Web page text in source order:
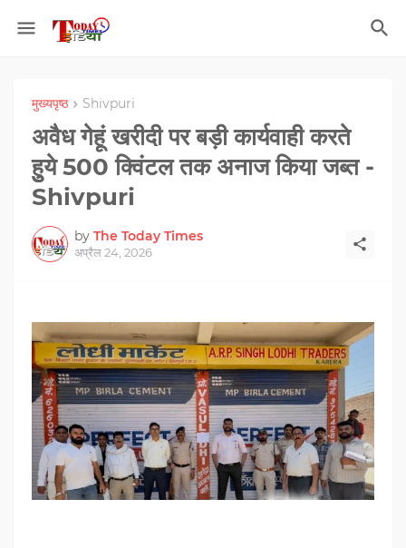
मुख्यपृष्ठ Shivpuri
अवैध गेहूं खरीदी पर बड़ी कार्यवाही करते
हुुुये 500 क्विंटल तक अनाज किया जब्त -
Shivpuri
by The Today Times
अप्रैल 24, 2026